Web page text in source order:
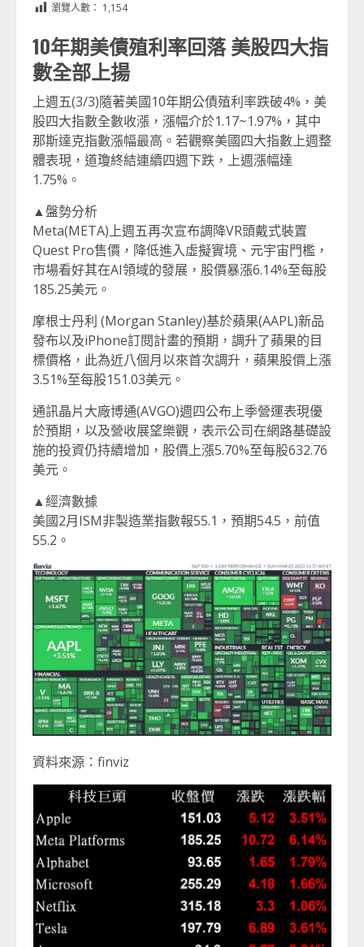
瀏覽人數： 1,154
10年期美債殖利率回落 美股四大指
數全部上揚
上週五(3/3)隨著美國10年期公債殖利率跌破4%，美
股四大指數全數收漲，漲幅介於1.17~1.97%，其中
那斯達克指數漲幅最高。若觀察美國四大指數上週整
體表現，道瓊終結連續四週下跌，上週漲幅達
1.75%。
▲盤勢分析
Meta(META)上週五再次宣布調降VR頭戴式裝置
Quest Pro售價，降低進入虛擬實境、元宇宙門檻，
市場看好其在AI領域的發展，股價暴漲6.14%至每股
185.25美元。
摩根士丹利 (Morgan Stanley)基於蘋果(AAPL)新品
發布以及iPhone訂閱計畫的預期，調升了蘋果的目
標價格，此為近八個月以來首次調升，蘋果股價上漲
3.51%至每股151.03美元。
通訊晶片大廠博通(AVGO)週四公布上季營運表現優
於預期，以及營收展望樂觀，表示公司在網路基礎設
施的投資仍持續增加，股價上漲5.70%至每股632.76
美元。
▲經濟數據
美國2月ISM非製造業指數報55.1，預期54.5，前值
55.2。
資料來源：finviz